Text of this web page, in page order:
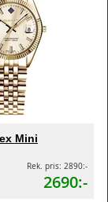
Mini
Rek. pris: 2890:-
2690:-